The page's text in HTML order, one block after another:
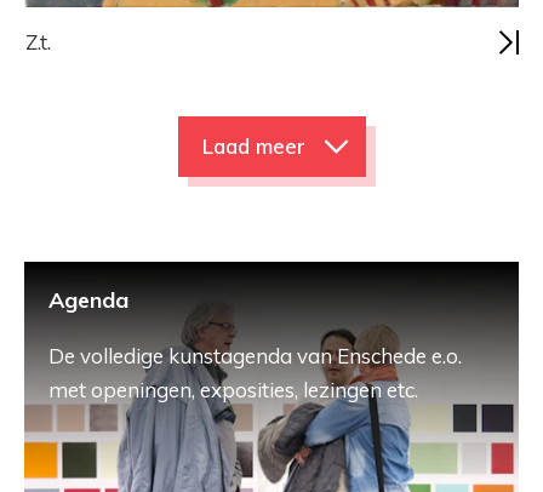
Z.t.
Laad meer
Agenda
De volledige kunstagenda van Enschede e.o.
met openingen, exposities, lezingen etc.